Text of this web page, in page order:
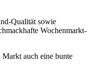
Qualität sowie
Wochenmarkt-
auch eine bunte